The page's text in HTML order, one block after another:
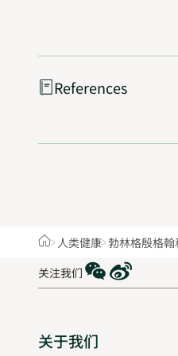
References
Home人类健康 勃林格殷格
关注我们
WeChat
Weibo
Sitemap
关于我们